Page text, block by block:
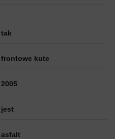
tak
frontowe kute
2005
jest
asfalt